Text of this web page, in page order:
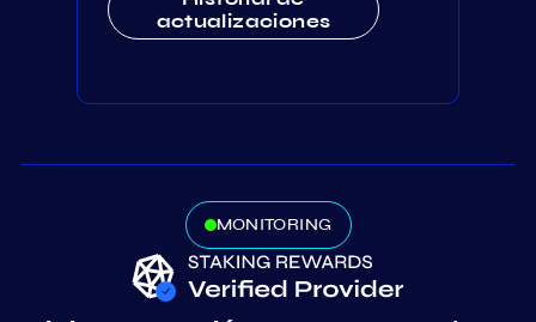
actualizaciones
MONITORING